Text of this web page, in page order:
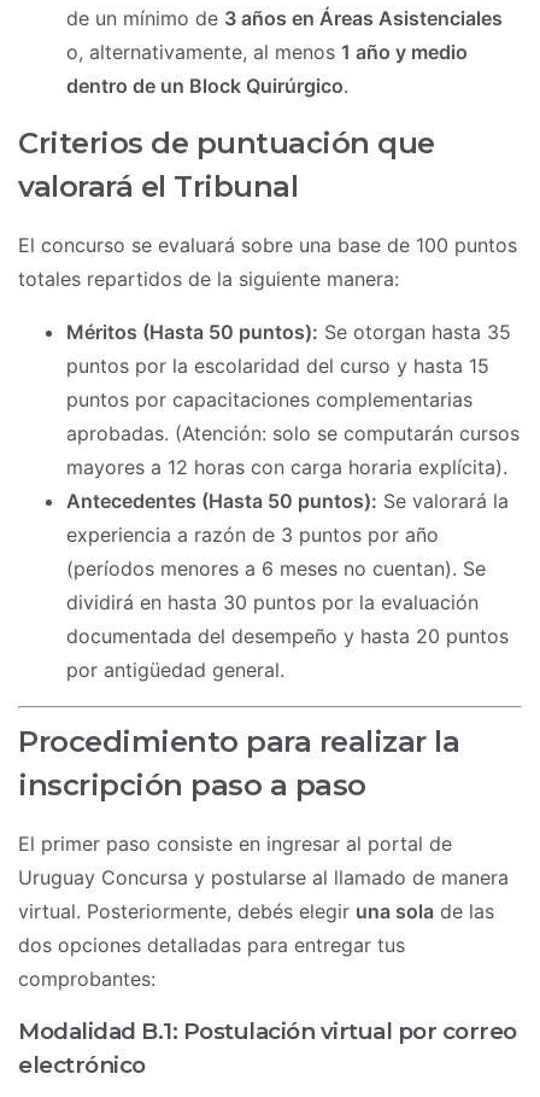
de un mínimo de 3 años en Áreas Asistenciales
o, alternativamente, al menos 1 año y medio
dentro de un Block Quirúrgico.
Criterios de puntuación que
valorará el Tribunal
El concurso se evaluará sobre una base de 100 puntos
totales repartidos de la siguiente manera:
Méritos (Hasta 50 puntos): Se otorgan hasta 35
puntos por la escolaridad del curso y hasta 15
puntos por capacitaciones complementarias
aprobadas. (Atención: solo se computarán cursos
mayores a 12 horas con carga horaria explícita).
Antecedentes (Hasta 50 puntos): Se valorará la
experiencia a razón de 3 puntos por año
(períodos menores a 6 meses no cuentan). Se
dividirá en hasta 30 puntos por la evaluación
documentada del desempeño y hasta 20 puntos
por antigüedad general.
Procedimiento para realizar la
inscripción paso a paso
El primer paso consiste en ingresar al portal de
Uruguay Concursa y postularse al llamado de manera
virtual. Posteriormente, debés elegir una sola de las
dos opciones detalladas para entregar tus
comprobantes:
Modalidad B.1: Postulación virtual por correo
electrónico